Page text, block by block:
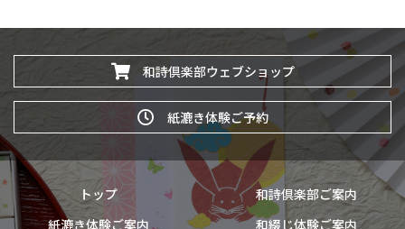
和詩倶楽部ウェブショップ
紙漉き体験ご予約
トップ
和詩倶楽部ご案内
紙漉き体験ご案内
和綴じ体験ご案内